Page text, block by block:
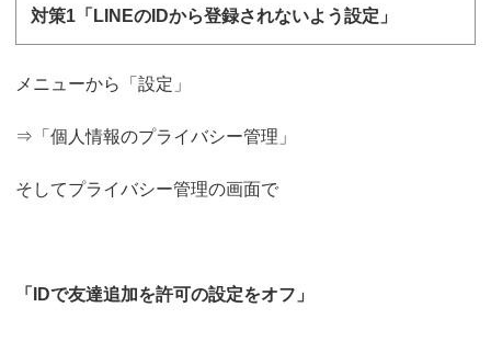
対策1「LINEのIDから登録されないよう設定」
メニューから「設定」
⇒「個人情報のプライバシー管理」
そしてプライバシー管理の画面で
「IDで友達追加を許可の設定をオフ」